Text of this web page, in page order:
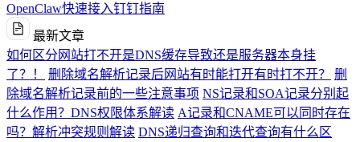
OpenClaw快速接入钉钉指南
最新文章
如何区分网站打不开是DNS缓存导致还是服务器本身挂
了？！
删除域名解析记录后网站有时能打开有时打不开？
删
除域名解析记录前的一些注意事项 NS记录和SOA记录分别起
什么作用？DNS权限体系解读 A记录和CNAME可以同时存在
吗？解析冲突规则解读 DNS递归查询和迭代查询有什么区